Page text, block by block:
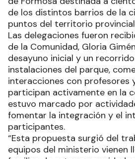
de los distintos barrios de la
puntos del territorio
Las delegaciones fueron
de la Comunidad, Gloria
desayuno inicial y un
instalaciones del parque,
interacciones con profesores
participan activamente en la
estuvo marcado por
fomentar la integración y el
participantes.
“Esta propuesta surgió del
equipos del ministerio vienen